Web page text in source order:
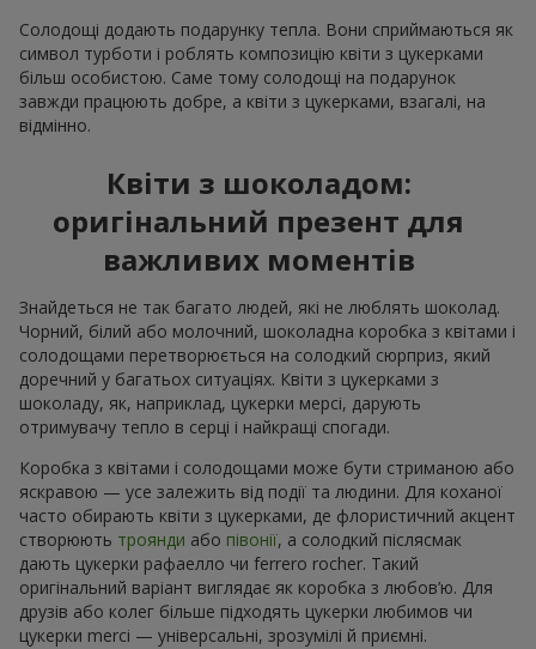
Солодощі додають подарунку тепла. Вони сприймаються як
символ турботи і роблять композицію квіти з цукерками
більш особистою. Саме тому солодощі на подарунок
завжди працюють добре, а квіти з цукерками, взагалі, на
відмінно.
Квіти з шоколадом:
оригінальний презент для
важливих моментів
Знайдеться не так багато людей, які не люблять шоколад.
Чорний, білий або молочний, шоколадна коробка з квітами і
солодощами перетворюється на солодкий сюрприз, який
доречний у багатьох ситуаціях. Квіти з цукерками з
шоколаду, як, наприклад, цукерки мерсі, дарують
отримувачу тепло в серці і найкращі спогади.
Коробка з квітами і солодощами може бути стриманою або
яскравою — усе залежить від події та людини. Для коханої
часто обирають квіти з цукерками, де флористичний акцент
створюють троянди або півонії, а солодкий післясмак
дають цукерки рафаелло чи ferrero rocher. Такий
оригінальний варіант виглядає як коробка з любов’ю. Для
друзів або колег більше підходять цукерки любимов чи
цукерки merci — універсальні, зрозумілі й приємні.